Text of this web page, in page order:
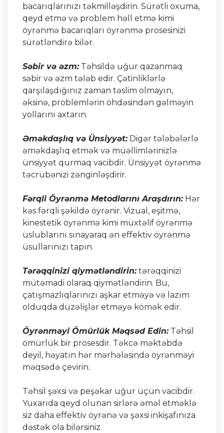
bacarıqlarınızı təkmilləşdirin. Sürətli oxuma,
qeyd etmə və problem həll etmə kimi
öyrənmə bacarıqları öyrənmə prosesinizi
sürətləndirə bilər.
Səbir və əzm:Təhsildə uğur qazanmaq
səbir və əzm tələb edir. Çətinliklərlə
qarşılaşdığınız zaman təslim olmayın,
əksinə, problemlərin öhdəsindən gəlməyin
yollarını axtarın.
Əməkdaşlıq və Ünsiyyət:Digər tələbələrlə
əməkdaşlıq etmək və müəllimlərinizlə
ünsiyyət qurmaq vacibdir. Ünsiyyət öyrənmə
təcrübənizi zənginləşdirir.
Fərqli Öyrənmə Metodlarını Araşdırın:Hər
kəs fərqli şəkildə öyrənir. Vizual, eşitmə,
kinestetik öyrənmə kimi müxtəlif öyrənmə
üslublarını sınayaraq ən effektiv öyrənmə
üsullarınızı tapın.
Tərəqqinizi qiymətləndirin:tərəqqinizi
mütəmadi olaraq qiymətləndirin. Bu,
çatışmazlıqlarınızı aşkar etməyə və lazım
olduqda düzəlişlər etməyə kömək edir.
Öyrənməyi Ömürlük Məqsəd Edin:Təhsil
ömürlük bir prosesdir. Təkcə məktəbdə
deyil, həyatın hər mərhələsində öyrənməyi
məqsədə çevirin.
Təhsil şəxsi və peşəkar uğur üçün vacibdir.
Yuxarıda qeyd olunan sirlərə əməl etməklə
siz daha effektiv öyrənə və şəxsi inkişafınıza
dəstək ola bilərsiniz.